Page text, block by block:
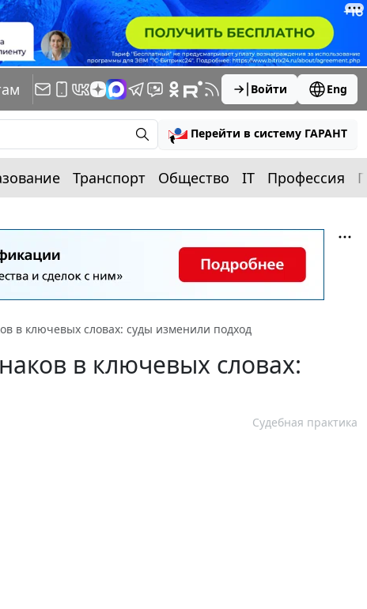
Войти Eng
Перейти в систему ГАРАНТ
Транспорт Общество IT Профессия
в ключевых словах: суды изменили подход
в ключевых словах:
Судебная практика